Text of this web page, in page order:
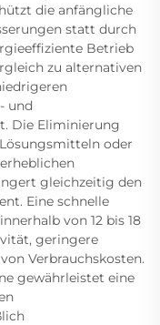
die anfängliche
statt durch
Betrieb
zu alternativen
und
Die Eliminierung
oder
gleichzeitig den
Eine schnelle
von 12 bis 18
geringere
Verbrauchskosten.
gewährleistet eine